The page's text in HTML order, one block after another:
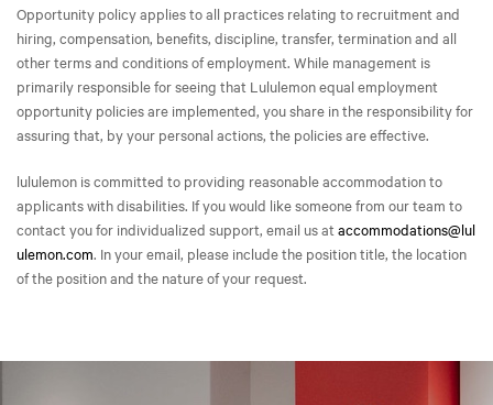
Opportunity policy applies to all practices relating to recruitment and
hiring, compensation, benefits, discipline, transfer, termination and all
other terms and conditions of employment. While management is
primarily responsible for seeing that Lululemon equal employment
opportunity policies are implemented, you share in the responsibility for
assuring that, by your personal actions, the policies are effective.
lululemon is committed to providing reasonable accommodation to
applicants with disabilities. If you would like someone from our team to
contact you for individualized support, email us at accommodations@lul
ulemon.com. In your email, please include the position title, the location
of the position and the nature of your request.